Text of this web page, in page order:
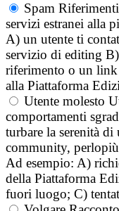
Spam
servizi estranei alla
A) un utente ti
servizio di editing
riferimento o un link
alla Piattaforma
Utente molesto
comportamenti
turbare la serenità
community,
Ad esempio: A)
della Piattaforma
fuori luogo; C)